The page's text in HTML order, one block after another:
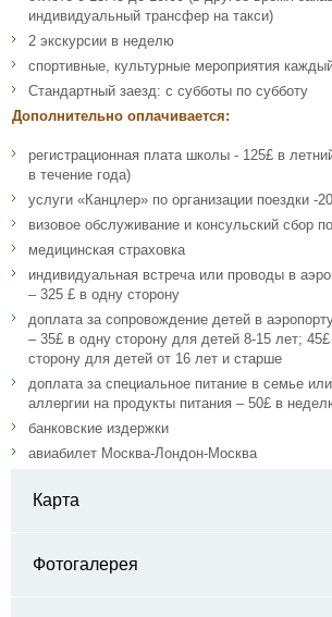
индивидуальный трансфер на такси)
2 экскурсии в неделю
спортивные, культурные мероприятия
Стандартный заезд: с субботы по субботу
Дополнительно оплачивается:
регистрационная плата школы - 125£ в
в течение года)
услуги «Канцлер» по организации поездки -
визовое обслуживание и консульский сбор
медицинская страховка
индивидуальная встреча или проводы в
– 325 £ в одну сторону
доплата за сопровождение детей в
– 35£ в одну сторону для детей 8-15 лет;
сторону для детей от 16 лет и старше
доплата за специальное питание в семье
аллергии на продукты питания – 50£ в
банковские издержки
авиабилет Москва-Лондон-Москва
Карта
Фотогалерея